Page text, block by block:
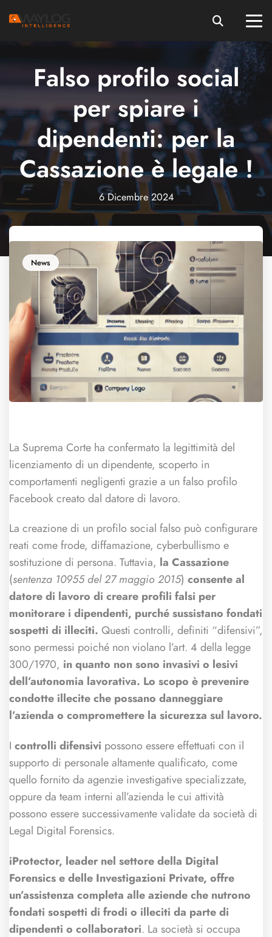
Falso profilo social
per spiare i
dipendenti: per la
Cassazione è legale !
6 Dicembre 2024
News
La Suprema Corte ha confermato la legittimità del
licenziamento di un dipendente, scoperto in
comportamenti negligenti grazie a un falso profilo
Facebook creato dal datore di lavoro.
La creazione di un profilo social falso può configurare
reati come frode, diffamazione, cyberbullismo e
sostituzione di persona. Tuttavia, la Cassazione
(sentenza 10955 del 27 maggio 2015) consente al
datore di lavoro di creare profili falsi per
monitorare i dipendenti, purché sussistano fondati
sospetti di illeciti. Questi controlli, definiti “difensivi”,
sono permessi poiché non violano l’art. 4 della legge
300/1970, in quanto non sono invasivi o lesivi
dell’autonomia lavorativa. Lo scopo è prevenire
condotte illecite che possano danneggiare
l’azienda o compromettere la sicurezza sul lavoro.
I controlli difensivi possono essere effettuati con il
supporto di personale altamente qualificato, come
quello fornito da agenzie investigative specializzate,
oppure da team interni all’azienda le cui attività
possono essere successivamente validate da società di
Legal Digital Forensics.
iProtector, leader nel settore della Digital
Forensics e delle Investigazioni Private, offre
un’assistenza completa alle aziende che nutrono
fondati sospetti di frodi o illeciti da parte di
dipendenti o collaboratori. La società si occupa